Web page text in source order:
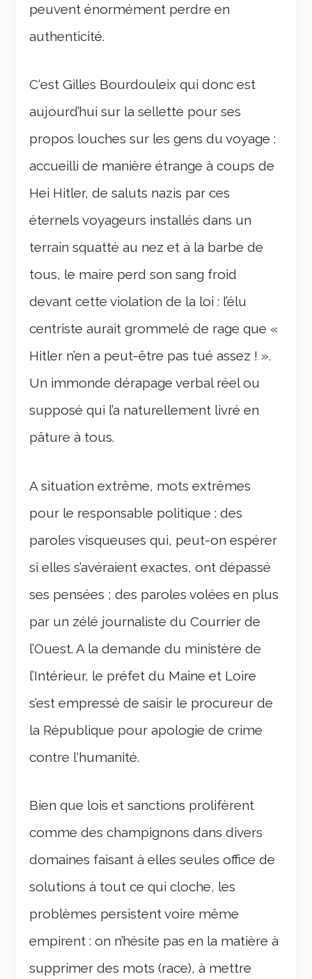
peuvent énormément perdre en
authenticité.
C‘est Gilles Bourdouleix qui donc est
aujourd’hui sur la sellette pour ses
propos louches sur les gens du voyage :
accueilli de manière étrange à coups de
Hei Hitler, de saluts nazis par ces
éternels voyageurs installés dans un
terrain squatté au nez et à la barbe de
tous, le maire perd son sang froid
devant cette violation de la loi : l’élu
centriste aurait grommelé de rage que «
Hitler n’en a peut-être pas tué assez ! ».
Un immonde dérapage verbal réel ou
supposé qui l’a naturellement livré en
pâture à tous.
A situation extrême, mots extrêmes
pour le responsable politique : des
paroles visqueuses qui, peut-on espérer
si elles s’avéraient exactes, ont dépassé
ses pensées ; des paroles volées en plus
par un zélé journaliste du Courrier de
l’Ouest. A la demande du ministère de
l’Intérieur, le préfet du Maine et Loire
s’est empressé de saisir le procureur de
la République pour apologie de crime
contre l‘humanité.
Bien que lois et sanctions prolifèrent
comme des champignons dans divers
domaines faisant à elles seules office de
solutions à tout ce qui cloche, les
problèmes persistent voire même
empirent : on n’hésite pas en la matière à
supprimer des mots (race), à mettre